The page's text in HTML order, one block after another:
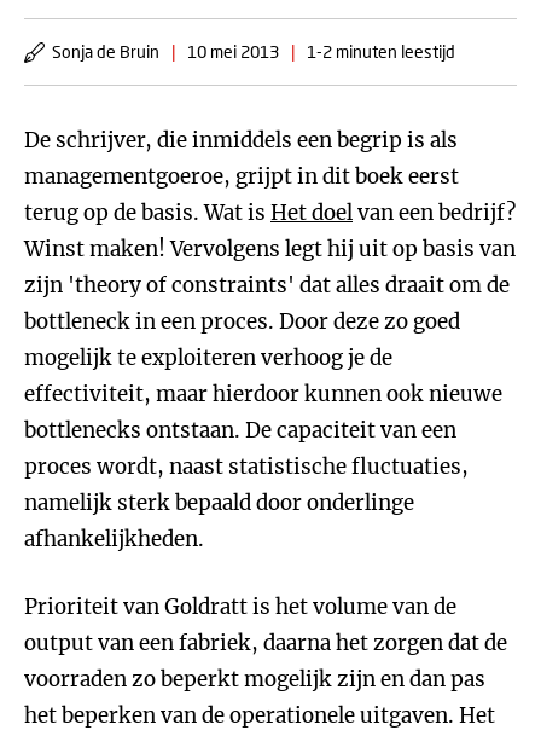
Sonja de Bruin | 10 mei 2013 | 1-2 minuten leestijd
De schrijver, die inmiddels een begrip is als
managementgoeroe, grijpt in dit boek eerst
terug op de basis. Wat is Het doelvan een bedrijf?
Winst maken! Vervolgens legt hij uit op basis van
zijn 'theory of constraints' dat alles draait om de
bottleneck in een proces. Door deze zo goed
mogelijk te exploiteren verhoog je de
effectiviteit, maar hierdoor kunnen ook nieuwe
bottlenecks ontstaan. De capaciteit van een
proces wordt, naast statistische fluctuaties,
namelijk sterk bepaald door onderlinge
afhankelijkheden.
Prioriteit van Goldratt is het volume van de
output van een fabriek, daarna het zorgen dat de
voorraden zo beperkt mogelijk zijn en dan pas
het beperken van de operationele uitgaven. Het